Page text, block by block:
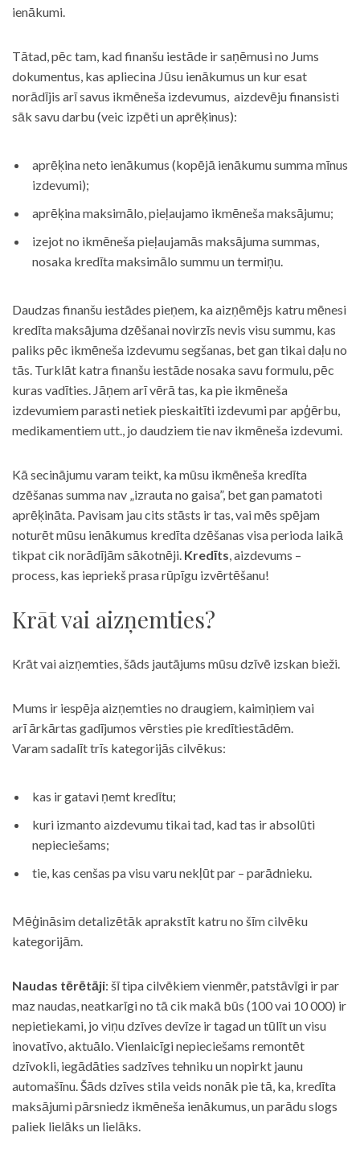
ienākumi.
Tātad, pēc tam, kad finanšu iestāde ir saņēmusi no Jums
dokumentus, kas apliecina Jūsu ienākumus un kur esat
norādījis arī savus ikmēneša izdevumus, aizdevēju finansisti
sāk savu darbu (veic izpēti un aprēķinus):
aprēķina neto ienākumus (kopējā ienākumu summa mīnus
izdevumi);
aprēķina maksimālo, pieļaujamo ikmēneša maksājumu;
izejot no ikmēneša pieļaujamās maksājuma summas,
nosaka kredīta maksimālo summu un termiņu.
Daudzas finanšu iestādes pieņem, ka aizņēmējs katru mēnesi
kredīta maksājuma dzēšanai novirzīs nevis visu summu, kas
paliks pēc ikmēneša izdevumu segšanas, bet gan tikai daļu no
tās. Turklāt katra finanšu iestāde nosaka savu formulu, pēc
kuras vadīties. Jāņem arī vērā tas, ka pie ikmēneša
izdevumiem parasti netiek pieskaitīti izdevumi par apģērbu,
medikamentiem utt., jo daudziem tie nav ikmēneša izdevumi.
Kā secinājumu varam teikt, ka mūsu ikmēneša kredīta
dzēšanas summa nav „izrauta no gaisa”, bet gan pamatoti
aprēķināta. Pavisam jau cits stāsts ir tas, vai mēs spējam
noturēt mūsu ienākumus kredīta dzēšanas visa perioda laikā
tikpat cik norādījām sākotnēji. Kredīts, aizdevums –
process, kas iepriekš prasa rūpīgu izvērtēšanu!
Krāt vai aizņemties?
Krāt vai aizņemties, šāds jautājums mūsu dzīvē izskan bieži.
Mums ir iespēja aizņemties no draugiem, kaimiņiem vai
arī ārkārtas gadījumos vērsties pie kredītiestādēm.
Varam sadalīt trīs kategorijās cilvēkus:
kas ir gatavi ņemt kredītu;
kuri izmanto aizdevumu tikai tad, kad tas ir absolūti
nepieciešams;
tie, kas cenšas pa visu varu nekļūt par – parādnieku.
Mēģināsim detalizētāk aprakstīt katru no šīm cilvēku
kategorijām.
Naudas tērētāji: šī tipa cilvēkiem vienmēr, patstāvīgi ir par
maz naudas, neatkarīgi no tā cik makā būs (100 vai 10 000) ir
nepietiekami, jo viņu dzīves devīze ir tagad un tūlīt un visu
inovatīvo, aktuālo. Vienlaicīgi nepieciešams remontēt
dzīvokli, iegādāties sadzīves tehniku un nopirkt jaunu
automašīnu. Šāds dzīves stila veids nonāk pie tā, ka, kredīta
maksājumi pārsniedz ikmēneša ienākumus, un parādu slogs
paliek lielāks un lielāks.